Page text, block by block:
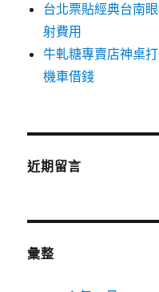
台北票貼經典台南
射費用
牛軋糖專賣店神桌
機車借錢
近期留言
彙整